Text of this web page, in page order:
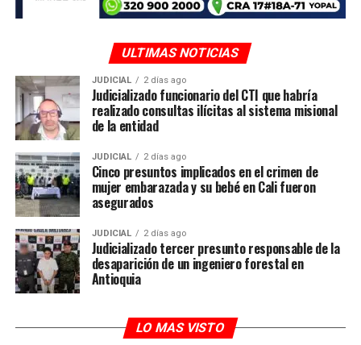
ULTIMAS NOTICIAS
JUDICIAL 2 días ago
Judicializado funcionario del CTI que habría
realizado consultas ilícitas al sistema misional
de la entidad
JUDICIAL 2 días ago
Cinco presuntos implicados en el crimen de
mujer embarazada y su bebé en Cali fueron
asegurados
JUDICIAL 2 días ago
Judicializado tercer presunto responsable de la
desaparición de un ingeniero forestal en
Antioquia
LO MAS VISTO